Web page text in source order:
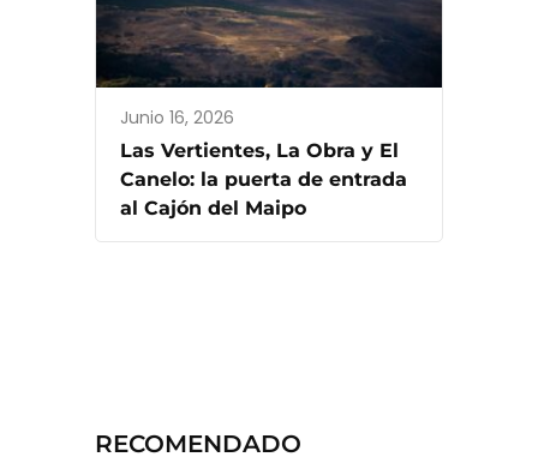
Junio 16, 2026
Las Vertientes, La Obra y El
Canelo: la puerta de entrada
al Cajón del Maipo
RECOMENDADO